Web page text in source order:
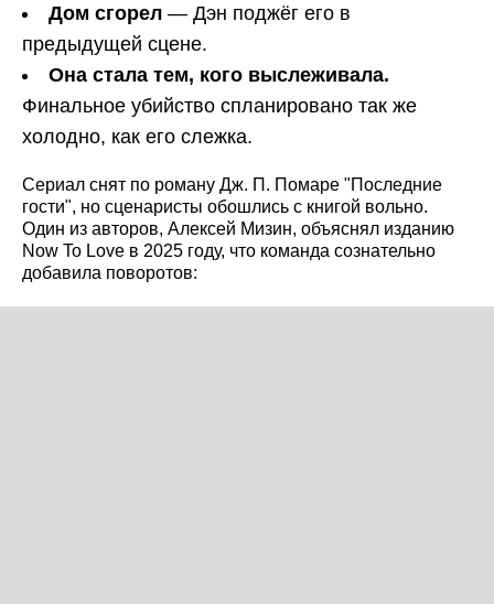
Дом сгорел — Дэн поджёг его в
предыдущей сцене.
Она стала тем, кого выслеживала.
Финальное убийство спланировано так же
холодно, как его слежка.
Сериал снят по роману Дж. П. Помаре "Последние
гости", но сценаристы обошлись с книгой вольно.
Один из авторов, Алексей Мизин, объяснял изданию
Now To Love в 2025 году, что команда сознательно
добавила поворотов: